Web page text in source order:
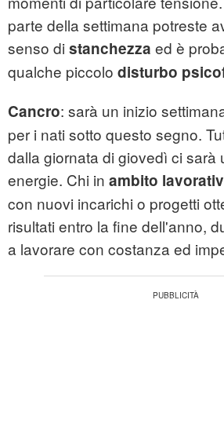
parte della settimana potreste
senso di stanchezza ed è
qualche piccolo disturbo
Cancro: sarà un inizio
per i nati sotto questo segno.
dalla giornata di giovedì ci sarà
energie. Chi in ambito
con nuovi incarichi o progetti
risultati entro la fine dell'anno,
a lavorare con costanza ed